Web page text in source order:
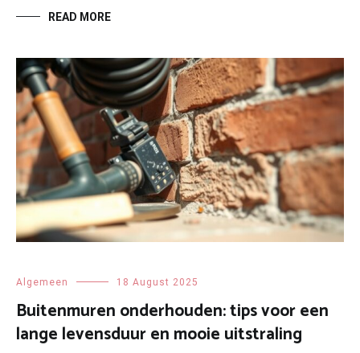
READ MORE
Algemeen 18 August 2025
Buitenmuren onderhouden: tips voor een
lange levensduur en mooie uitstraling